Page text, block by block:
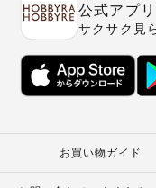
公式アプ
サクサク見
お買い物ガイド